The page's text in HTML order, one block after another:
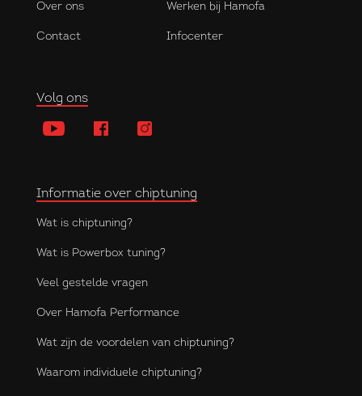
Over ons Werken bij Hamofa
Contact Infocenter
Volg ons
Informatie over chiptuning
Wat is chiptuning?
Wat is Powerbox tuning?
Veel gestelde vragen
Over Hamofa Performance
Wat zijn de voordelen van chiptuning?
Waarom individuele chiptuning?